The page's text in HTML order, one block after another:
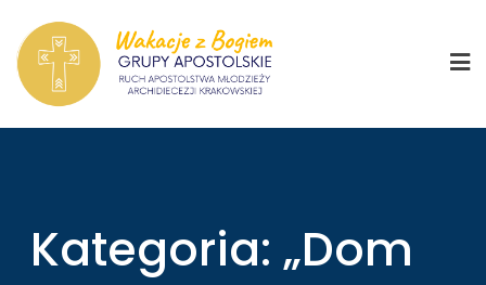
content
Kategoria: „Dom